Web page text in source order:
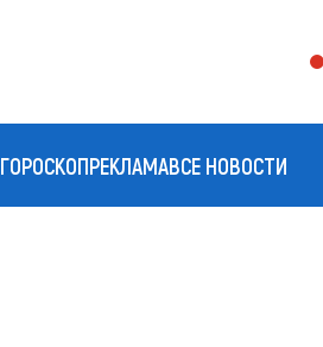
ГОРОСКОПРЕКЛАМАВСЕ НОВОСТИ